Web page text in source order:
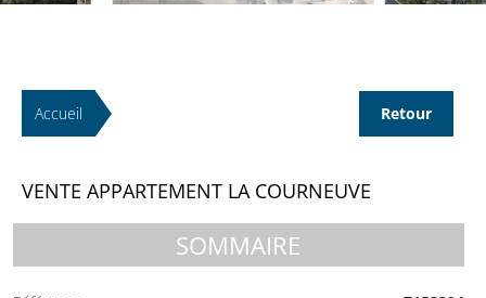
Accueil Retour
VENTE APPARTEMENT LA COURNEUVE
SOMMAIRE